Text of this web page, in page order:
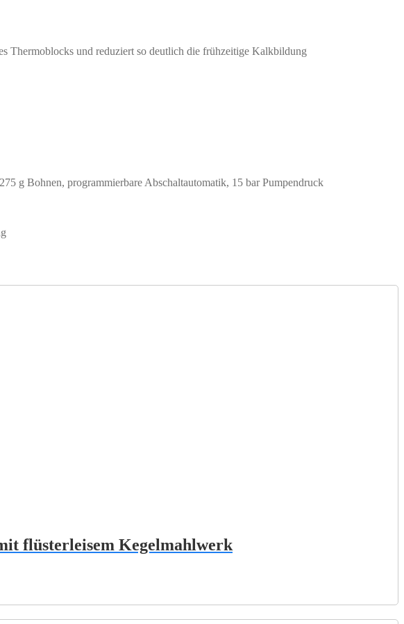
Thermoblocks und reduziert so deutlich die frühzeitige Kalkbildung
g Bohnen, programmierbare Abschaltautomatik, 15 bar Pumpendruck
flüsterleisem Kegelmahlwerk